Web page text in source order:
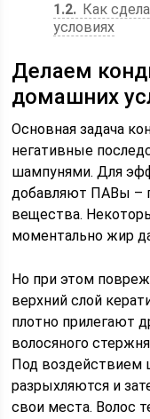
1.2
Как
условиях
Делаем
домашних
Основная задача
негативные
шампунями. Для
добавляют ПАВы –
вещества.
моментально жир
Но при этом
верхний слой
плотно прилегают
волосяного
Под воздействием
разрыхляются и
свои места. Волос